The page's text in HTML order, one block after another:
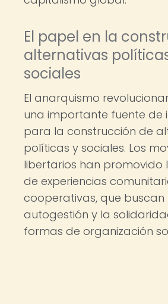
El papel en la
alternativas
sociales
El anarquismo
una importante fuente de
para la construcción de
políticas y sociales. Los
libertarios han promovido
de experiencias
cooperativas, que buscan
autogestión y la
formas de organización